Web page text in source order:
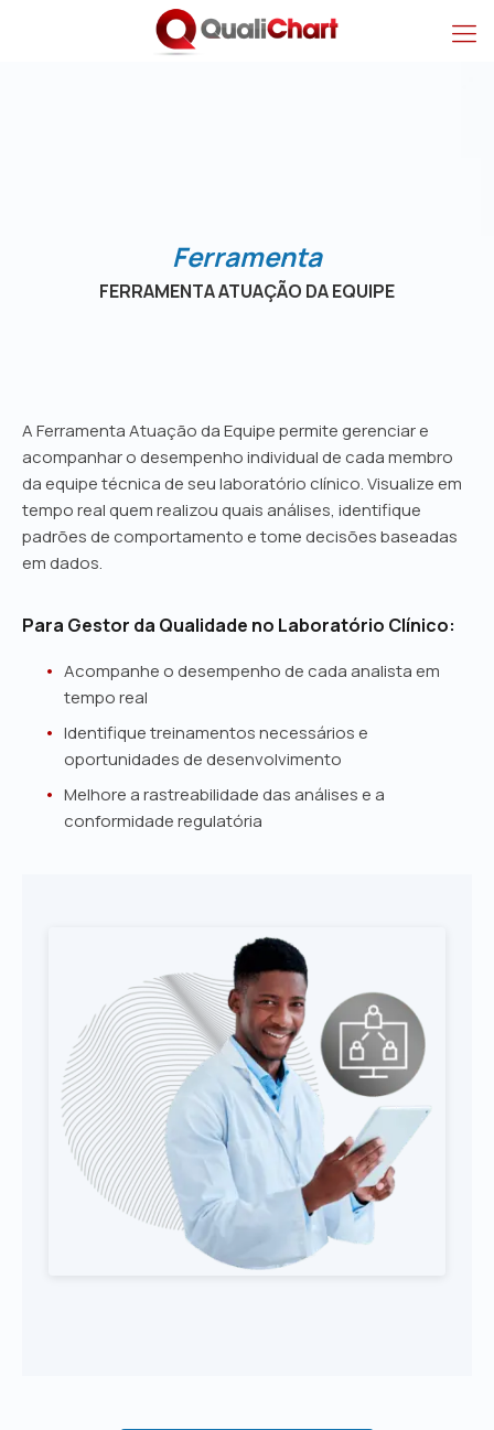
Ferramenta Atuação
Ferramenta
FERRAMENTA ATUAÇÃO DA EQUIPE
A Ferramenta Atuação da Equipe permite gerenciar e
acompanhar o desempenho individual de cada membro
da equipe técnica de seu laboratório clínico. Visualize em
tempo real quem realizou quais análises, identifique
padrões de comportamento e tome decisões baseadas
em dados.
Para Gestor da Qualidade no Laboratório Clínico:
Acompanhe o desempenho de cada analista em
tempo real
Identifique treinamentos necessários e
oportunidades de desenvolvimento
Melhore a rastreabilidade das análises e a
conformidade regulatória